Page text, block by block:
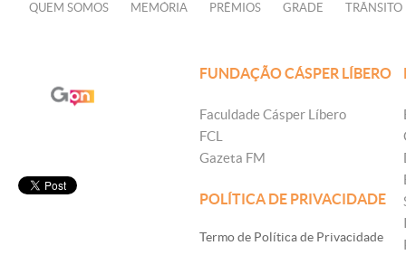
QUEM SOMOS MEMÓRIA PRÊMIOS GRADE TRÂNSITO
FUNDAÇÃO CÁSPER LÍBERO
Faculdade Cásper Líbero
FCL
Gazeta FM
POLÍTICA DE PRIVACIDADE
Termo de Política de Privacidade